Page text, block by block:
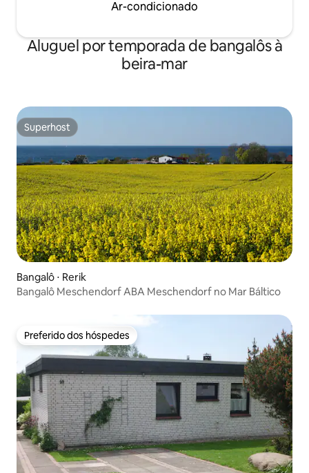
Ar-condicionado
Aluguel por temporada de bangalôs à
beira-mar
Superhost
Superhost
Bangalô ⋅ Rerik
Bangalô Meschendorf ABA Meschendorf no Mar Báltico
Preferido dos hóspedes
Preferido dos hóspedes